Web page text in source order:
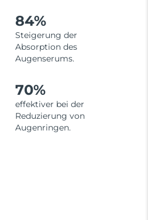
84%
Steigerung der
Absorption des
Augenserums.
70%
effektiver bei der
Reduzierung von
Augenringen.